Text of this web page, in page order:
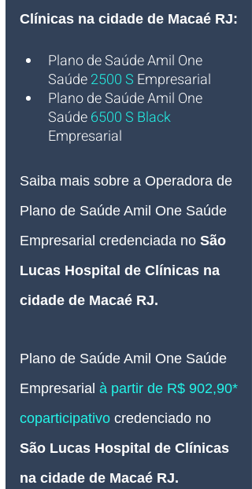
Clínicas na cidade de Macaé RJ:
Plano de Saúde Amil One
Saúde2500 S Empresarial
Plano de Saúde Amil One
Saúde 6500 S Black
Empresarial
Saiba mais sobre a Operadora de
Plano de Saúde Amil One Saúde
Empresarial credenciada no São
Lucas Hospital de Clínicas na
cidade de Macaé RJ.
Plano de Saúde Amil One Saúde
Empresarial à partir de R$ 902,90*
coparticipativo credenciado no
São Lucas Hospital de Clínicas
na cidade de Macaé RJ.